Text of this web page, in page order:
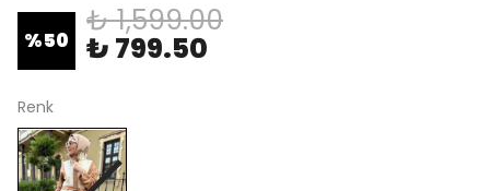
%50
₺ 1,599.00
₺ 799.50
Renk